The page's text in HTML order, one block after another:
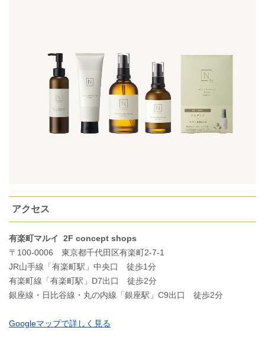
アクセス
有楽町マルイ 2F concept shops
〒100-0006 東京都千代田区有楽町2-7-1
JR山手線「有楽町駅」中央口 徒歩1分
有楽町線「有楽町駅」D7出口 徒歩2分
銀座線・日比谷線・丸の内線「銀座駅」C9出口 徒歩2分
Googleマップで詳しく見る